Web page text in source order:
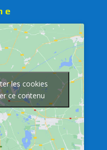
les cookies
ce contenu